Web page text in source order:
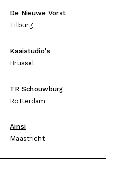
De Nieuwe Vorst
Tilburg
Kaaistudio's
Brussel
TR Schouwburg
Rotterdam
Ainsi
Maastricht